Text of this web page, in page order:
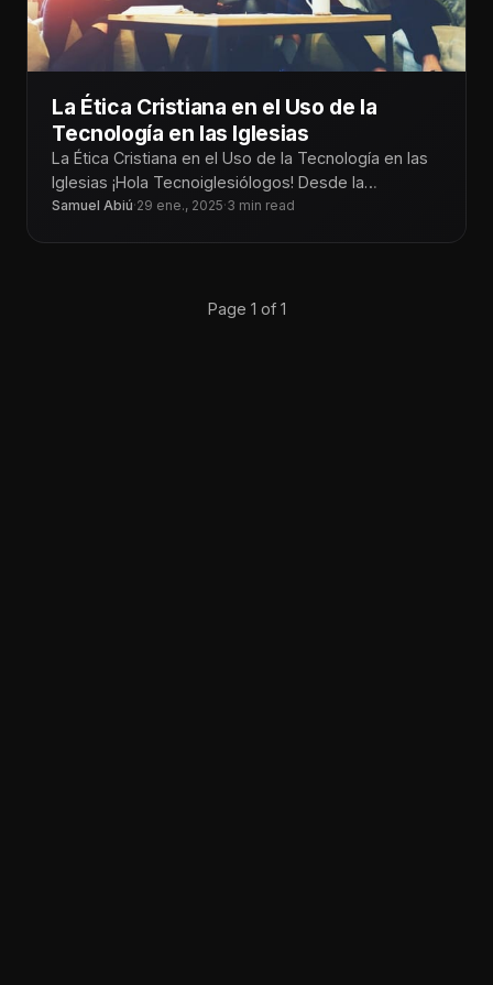
La Ética Cristiana en el Uso de la
Tecnología en las Iglesias
La Ética Cristiana en el Uso de la Tecnología en las
Iglesias ¡Hola Tecnoiglesiólogos! Desde la
transmisión en vivo de
Samuel Abiú·29 ene., 2025·3 min read
Page 1 of 1